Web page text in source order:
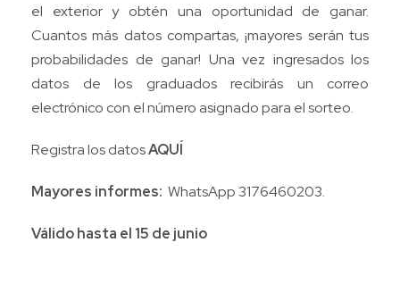
el exterior y obtén una oportunidad de ganar.
Cuantos más datos compartas, ¡mayores serán tus
probabilidades de ganar! Una vez ingresados los
datos de los graduados recibirás un correo
electrónico con el número asignado para el sorteo.
Registra los datosAQUÍ
Mayores informes: WhatsApp 3176460203.
Válido hasta el 15 de junio